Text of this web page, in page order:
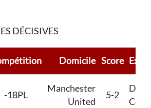
DÉCISIVES
Domicile Score
-18PL
Manchester
United
5-2